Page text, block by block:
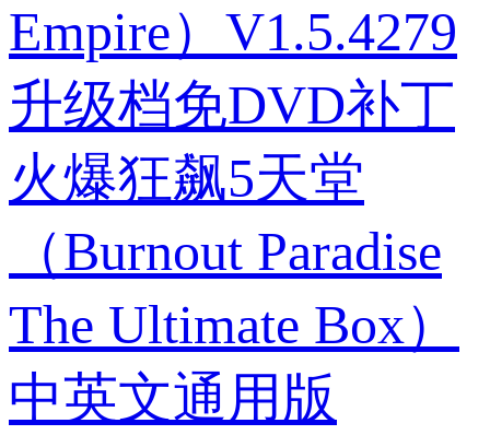
Empire）V1.5.4279
升级档免DVD补丁
火爆狂飙5天堂
（Burnout Paradise
The Ultimate Box）
中英文通用版